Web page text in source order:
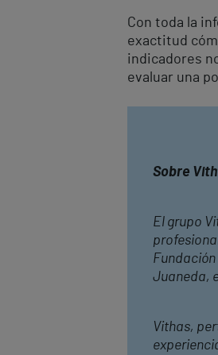
Con toda la
exactitud
indicadores
evaluar una
Sobre
El grupo
Fundació
Juaneda,
Vithas,